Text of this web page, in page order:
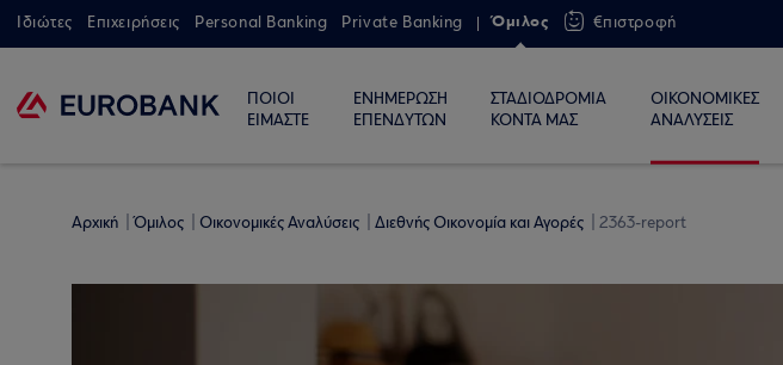
Ιδιώτες Επιχειρήσεις Personal Banking Private Banking Όμιλος €πιστροφή
ΠΟΙΟΙ
ΕΙΜΑΣΤΕ
ΕΝΗΜΕΡΩΣΗ
ΕΠΕΝΔΥΤΩΝ
ΣΤΑΔΙΟΔΡΟΜΙΑ
ΚΟΝΤΑ ΜΑΣ
ΟΙΚΟΝΟΜΙΚΕΣ
ΑΝΑΛΥΣΕΙΣ
Αρχική Όμιλος Οικονομικές Αναλύσεις Διεθνής Οικονομία και Αγορές 2363-report